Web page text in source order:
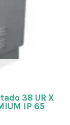
38 UR X
IP 65